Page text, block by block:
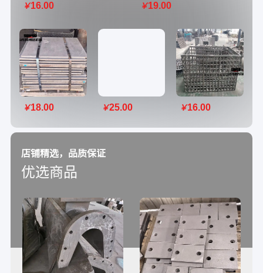
￥16.00 ￥19.00
￥18.00 ￥25.00 ￥16.00
店铺精选，品质保证
优选商品